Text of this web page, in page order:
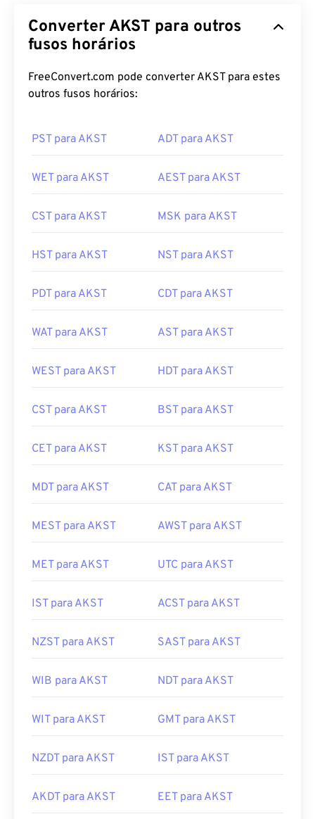
Converter AKST para outros
fusos horários
FreeConvert.com pode converter AKST para estes
outros fusos horários:
PST para AKST ADT para AKST
WET para AKST AEST para AKST
CST para AKST MSK para AKST
HST para AKST NST para AKST
PDT para AKST CDT para AKST
WAT para AKST AST para AKST
WEST para AKST HDT para AKST
CST para AKST BST para AKST
CET para AKST KST para AKST
MDT para AKST CAT para AKST
MEST para AKST AWST para AKST
MET para AKST UTC para AKST
IST para AKST ACST para AKST
NZST para AKST SAST para AKST
WIB para AKST NDT para AKST
WIT para AKST GMT para AKST
NZDT para AKST IST para AKST
AKDT para AKST EET para AKST